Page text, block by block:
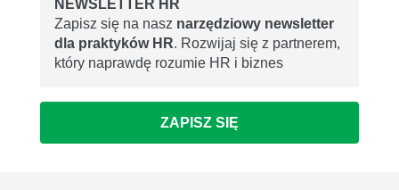
NEWSLETTER HR
Zapisz się na nasz narzędziowy newsletter
dla praktyków HR. Rozwijaj się z partnerem,
który naprawdę rozumie HR i biznes
ZAPISZ SIĘ